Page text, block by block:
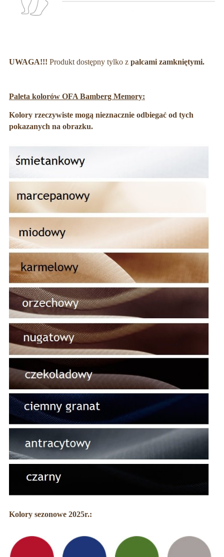
UWAGA!!! Produkt dostępny tylko z palcami zamkniętymi.
Paleta kolorów OFA Bamberg Memory:
Kolory rzeczywiste mogą nieznacznie odbiegać od tych
pokazanych na obrazku.
Kolory sezonowe 2025r.: